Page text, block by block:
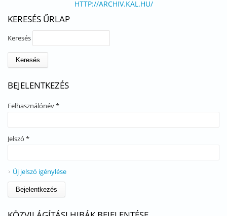
HTTP://ARCHIV.KAL.HU/
KERESÉS ŰRLAP
Keresés
BEJELENTKEZÉS
Felhasználónév*
Jelszó *
Új jelszó igénylése